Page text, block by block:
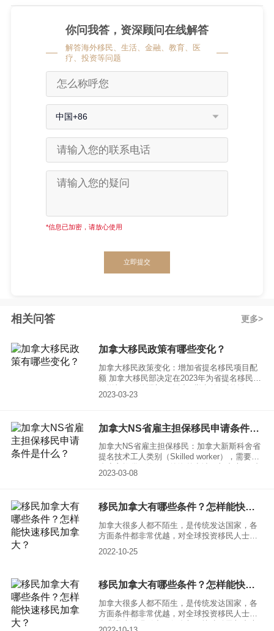
你问我答，资深顾问在线解答
解答海外移民、生活、金融、教育、医
疗、投资等问题
中国+86
*信息已加密，请放心使用
立即提交
相关问答 更多
加拿大移民政策有哪些变化？
加拿大移民政策变化：增加省提名移民项目配
额 加拿大移民部决定在2023年为省提名移民项
上，加拿大各省和地区的移民厅长讨论了增加
2023-03-23
加拿大NS省雇主担保移民申请条件是什么？
加拿大NS省雇主担保移民：加拿大新斯科舍省
提名技术工人类别（Skilled worker），需要新
雇主担保移民申请条件是：
2023-03-08
移民加拿大有哪些条件？怎样能快速移民加拿大？
加拿大很多人都不陌生，是传统发达国家，各
方面条件都非常优越，对全球投资移民人士具
的申请人都很想知道移民加拿大有哪些条件，
2022-10-25
移民加拿大有哪些条件？怎样能快速移民加拿大？
加拿大很多人都不陌生，是传统发达国家，各
方面条件都非常优越，对全球投资移民人士具